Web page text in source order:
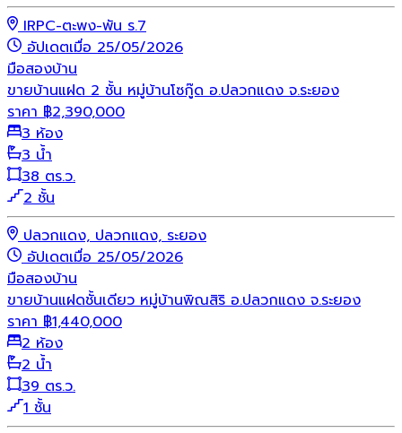
IRPC-ตะพง-พัน ร.7
อัปเดตเมื่อ 25/05/2026
มือสองบ้าน
ขายบ้านแฝด 2 ชั้น หมู่บ้านโซกู๊ด อ.ปลวกแดง จ.ระยอง
ราคา ฿2,390,000
3 ห้อง
3 น้ำ
38 ตร.ว.
2 ชั้น
ปลวกแดง, ปลวกแดง, ระยอง
อัปเดตเมื่อ 25/05/2026
มือสองบ้าน
ขายบ้านแฝดชั้นเดียว หมู่บ้านพิณสิริ อ.ปลวกแดง จ.ระยอง
ราคา ฿1,440,000
2 ห้อง
2 น้ำ
39 ตร.ว.
1 ชั้น